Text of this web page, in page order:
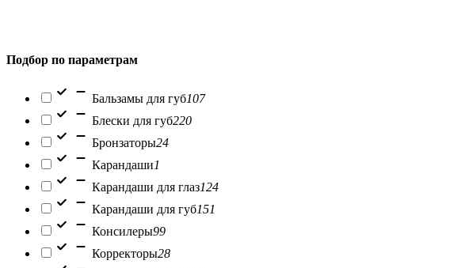
Подбор по параметрам
Бальзамы для губ107
Блески для губ220
Бронзаторы24
Карандаши1
Карандаши для глаз124
Карандаши для губ151
Консилеры99
Корректоры28